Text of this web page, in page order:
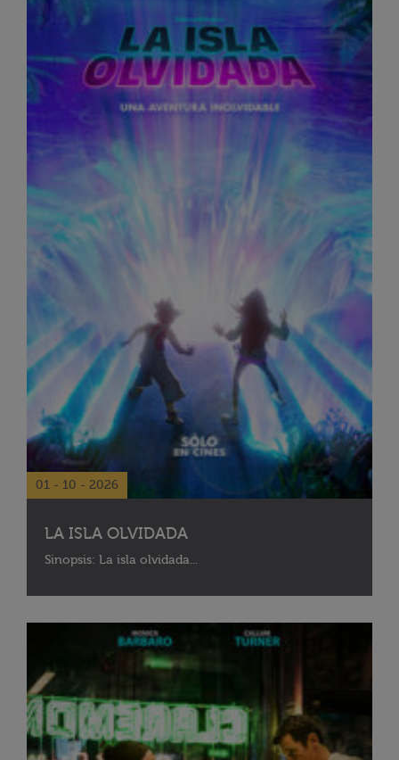
01 - 10 - 2026
LA ISLA OLVIDADA
Sinopsis: La isla olvidada...